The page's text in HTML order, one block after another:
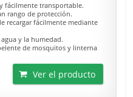
fácilmente transportable.
rango de protección.
recargar fácilmente mediante
y la humedad.
de mosquitos y linterna
Ver el producto